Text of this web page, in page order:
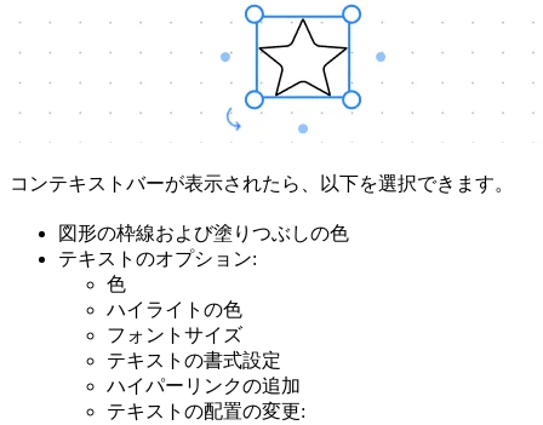
コンテキストバーが表示されたら、以下を選択できます。
図形の枠線および塗りつぶしの色
テキストのオプション:
色
ハイライトの色
フォントサイズ
テキストの書式設定
ハイパーリンクの追加
テキストの配置の変更: